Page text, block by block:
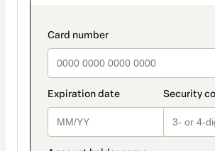
method